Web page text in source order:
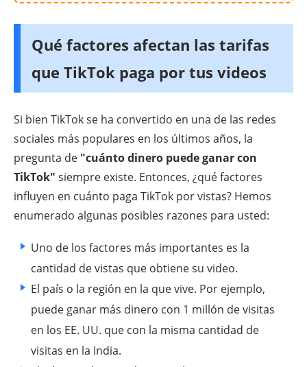
Qué factores afectan las tarifas
que TikTok paga por tus videos
Si bien TikTok se ha convertido en una de las redes
sociales más populares en los últimos años, la
pregunta de "cuánto dinero puede ganar con
TikTok" siempre existe. Entonces, ¿qué factores
influyen en cuánto paga TikTok por vistas? Hemos
enumerado algunas posibles razones para usted:
Uno de los factores más importantes es la
cantidad de vistas que obtiene su video.
El país o la región en la que vive. Por ejemplo,
puede ganar más dinero con 1 millón de visitas
en los EE. UU. que con la misma cantidad de
visitas en la India.